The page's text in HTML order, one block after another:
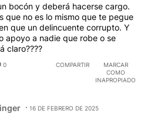
bocón y deberá hacerse cargo.
que no es lo mismo que te pegue
que un delincuente corrupto. Y
apoyo a nadie que robe o se
claro????
0 COMPARTIR
MARCAR
COMO
INAPROPIADO
16 DE FEBRERO DE 2025